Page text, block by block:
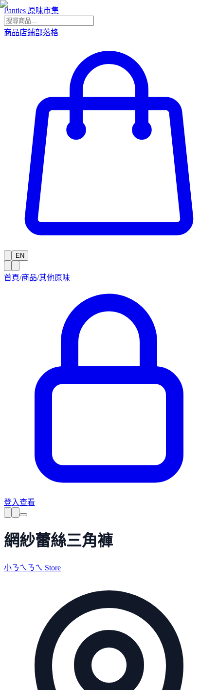
Panties 原味市集
商品店鋪部落格
EN
首頁/商品/其他原味
登入查看
網紗蕾絲三角褲
小ㄋㄟㄋㄟ Store